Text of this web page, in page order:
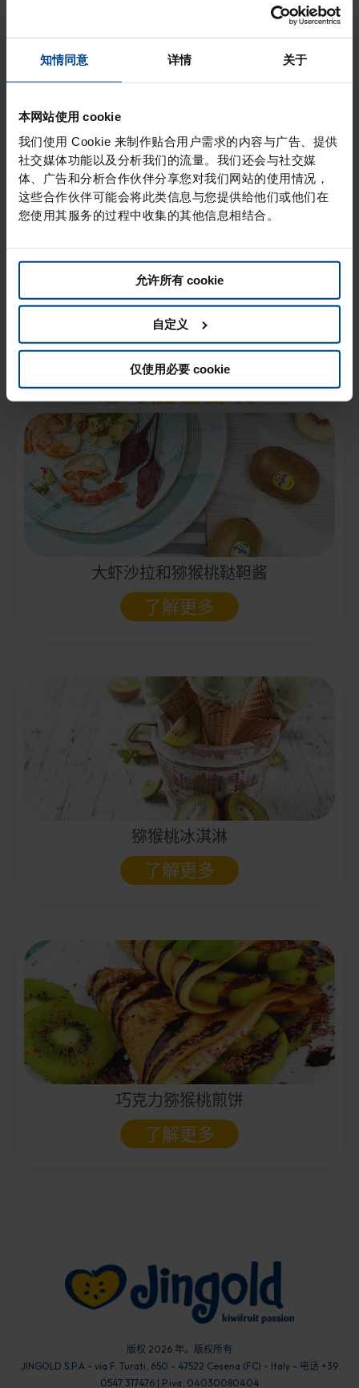
知情同意 详情 关于
本网站使用 cookie
我们使用 Cookie 来制作贴合用户需求的内容与广告、提供
社交媒体功能以及分析我们的流量。我们还会与社交媒
体、广告和分析合作伙伴分享您对我们网站的使用情况，
这些合作伙伴可能会将此类信息与您提供给他们或他们在
您使用其服务的过程中收集的其他信息相结合。
允许所有 cookie
自定义
仅使用必要 cookie
准备工作
燕麦可丽饼是传统可丽饼的一种美味替代品，用燕麦粉替代更
常见的 00 粉制作而成。.以下是收集好所有配料后的制作方
面粉，不断搅拌以防结块。在室温下静置 30 分钟。之后，在
煎饼平底锅或不粘锅上涂上少许黄油，倒入一小勺面糊，均匀
分布，同时转动平底锅。用中火将可丽饼煎 1 分钟，然后转到
另一面继续煎同样的时间。煎好后，将可丽饼叠放在盘子里，
直到面糊用完。在一个碗里，将希腊酸奶与冰糖混合。用这种
混合物填满可丽饼，再在上面放上红猕猴桃片、椰干、香蕉片
您想用大量新鲜水果制作更多美味甜点吗？了解我们所有的猕
您可能也喜欢.
大虾沙拉和猕猴桃鞑靼酱
了解更多
猕猴桃冰淇淋
了解更多
巧克力猕猴桃煎饼
了解更多
版权 2026 年。版权所有
JINGOLD S.P.A.- via F. Turati, 650 - 47522 Cesena (FC) - Italy - 电话 +39
0547 317476 | P.iva: 04030080404